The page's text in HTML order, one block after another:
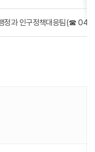
정과 인구정책대응팀(☎